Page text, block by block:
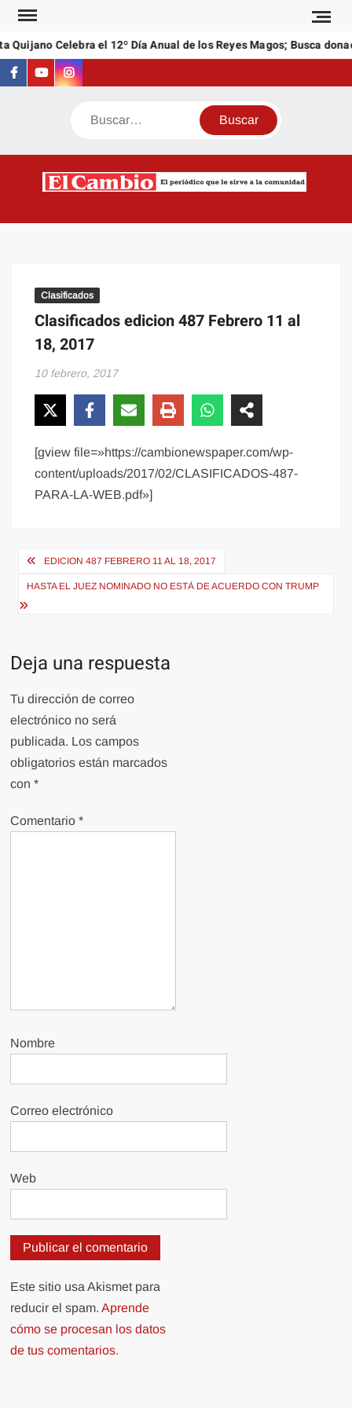
Saltar
contenido
Quijano Celebra el 12º Día Anual de los Reyes Magos; Busca
Facebook
YoutubeInstagram
Buscar
Clasificados
Clasificados edicion 487 Febrero 11 al
18, 2017
10 febrero, 2017
[gview file=»https://cambionewspaper.com/wp-
content/uploads/2017/02/CLASIFICADOS-487-
PARA-LA-WEB.pdf»]
Navegación
de
entradas
EDICION 487 FEBRERO 11 AL 18, 2017
HASTA EL JUEZ NOMINADO NO ESTÁ DE ACUERDO CON TRUMP
Deja una respuesta
Tu dirección de correo
electrónico no será
publicada. Los campos
obligatorios están marcados
con*
Comentario*
Nombre
Correo electrónico
Web
Este sitio usa Akismet para
reducir el spam.Aprende
cómo se procesan los datos
de tus comentarios.